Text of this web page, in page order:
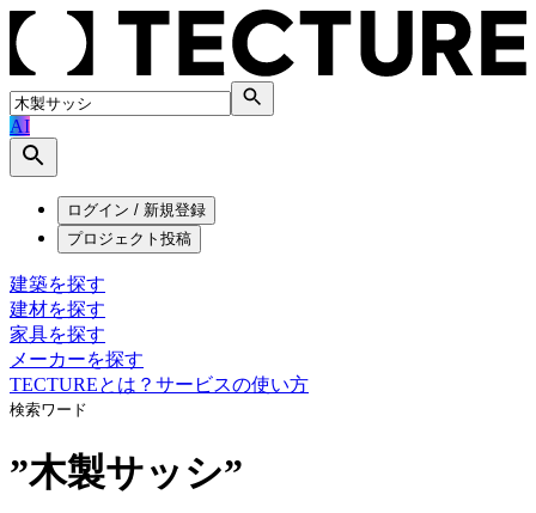
AI
ログイン / 新規登録
プロジェクト投稿
建築を探す
建材を探す
家具を探す
メーカーを探す
TECTUREとは？ サービスの使い方
検索ワード
”木製サッシ”